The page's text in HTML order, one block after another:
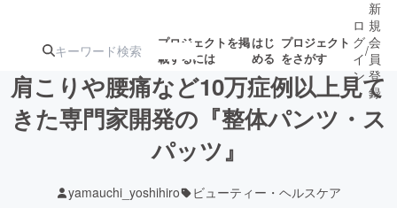
プロジェクトを掲
載するには
はじ
める
プロジェクト
をさがす
注目の新着プロ募集終了が近いプ
ロ
グ
イ
ン
/
新
規
会
員
登
録
肩こりや腰痛など10万症例以上見て
きた専門家開発の『整体パンツ・ス
パッツ』
yamauchi_yoshihiro ビューティー・ヘルスケア